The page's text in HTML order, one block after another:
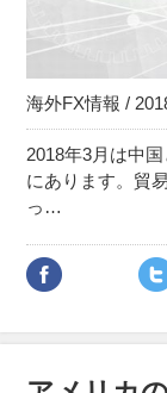
海外FX情報 /
2018年3月は中
にあります。貿
っ…